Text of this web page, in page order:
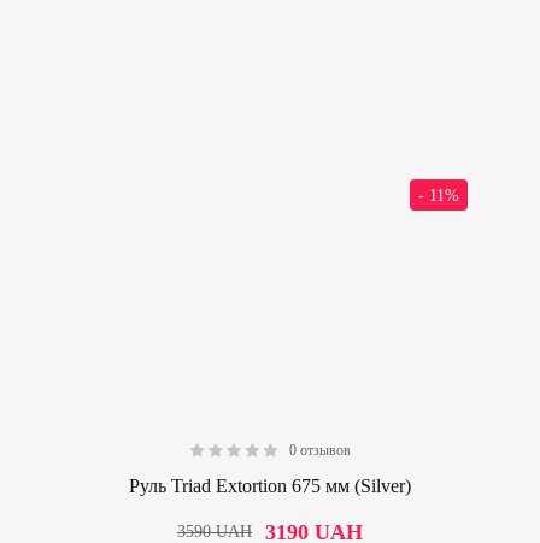
- 11%
0 отзывов
Руль Triad Extortion 675 мм (Silver)
3190UAH
3590UAH